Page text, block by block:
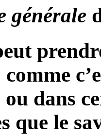
générale
ou dans
que le